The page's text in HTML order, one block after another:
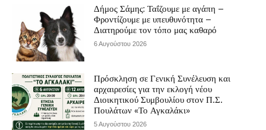
Δήμος Σάμης: Ταΐζουμε με αγάπη –
Φροντίζουμε με υπευθυνότητα –
Διατηρούμε τον τόπο μας καθαρό
6 Αυγούστου 2026
Πρόσκληση σε Γενική Συνέλευση και
αρχαιρεσίες για την εκλογή νέου
Διοικητικού Συμβουλίου στον Π.Σ.
Πουλάτων «Το Αγκαλάκι»
5 Αυγούστου 2026